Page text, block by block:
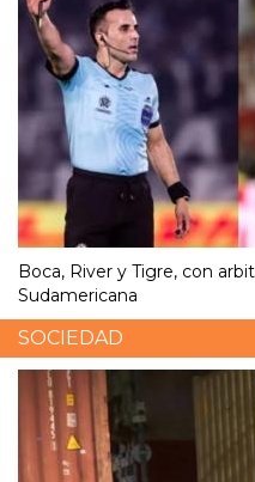
Boca, River y Tigre, con
Sudamericana
SOCIEDAD